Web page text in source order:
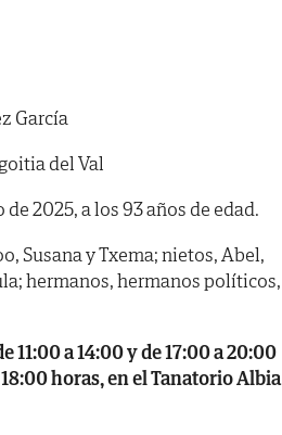
García
del Val
2025, a los 93 años de edad.
Susana y Txema; nietos, Abel,
hermanos, hermanos políticos,
11:00 a 14:00 y de 17:00 a 20:00
horas, en el Tanatorio Albia